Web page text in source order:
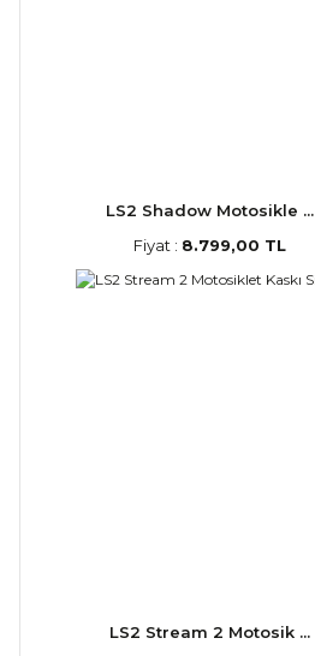
LS2 Shadow Motosikle ...
Fiyat : 8.799,00 TL
LS2 Stream 2 Motosik ...